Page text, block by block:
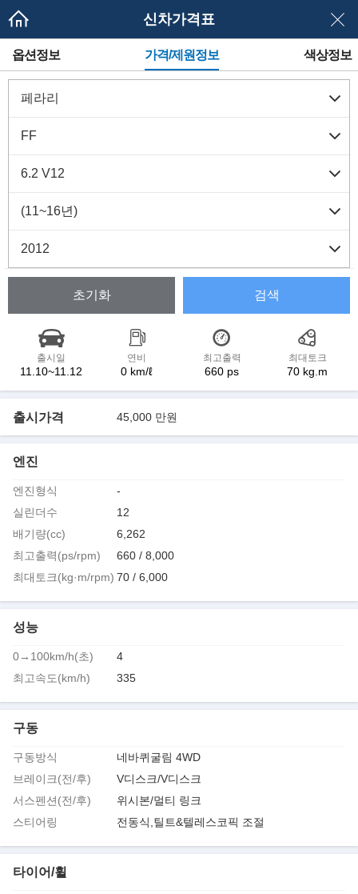
신차가격표
메
뉴
네
이
이
옵션정보 가격/제원정보 색상정보
초기화 검색
출시일
11.10~11.12
연비
0 km/ℓ
최고출력
660 ps
최대토크
70 kg.m
출시가격 45,000 만원
엔진
엔진형식
-
실린더수
12
배기량(cc)
6,262
최고출력(ps/rpm)
660 / 8,000
최대토크(kg·m/rpm) 70 / 6,000
성능
0→100km/h(초)
4
최고속도(km/h)
335
구동
구동방식
네바퀴굴림 4WD
브레이크(전/후)
V디스크/V디스크
서스펜션(전/후)
위시본/멀티 링크
스티어링
전동식,틸트&텔레스코픽 조절
타이어/휠